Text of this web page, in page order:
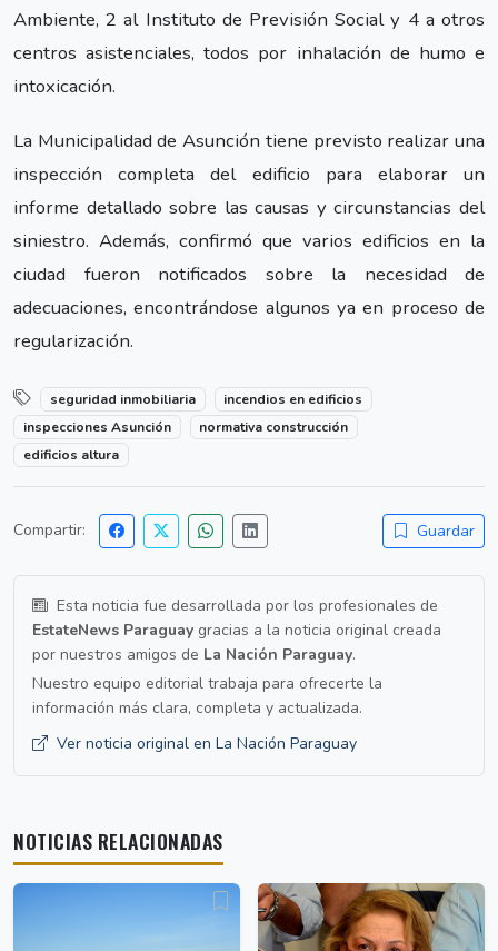
Ambiente, 2 al Instituto de Previsión Social y 4 a otros
centros asistenciales, todos por inhalación de humo e
intoxicación.
La Municipalidad de Asunción tiene previsto realizar una
inspección completa del edificio para elaborar un
informe detallado sobre las causas y circunstancias del
siniestro. Además, confirmó que varios edificios en la
ciudad fueron notificados sobre la necesidad de
adecuaciones, encontrándose algunos ya en proceso de
regularización.
seguridad inmobiliaria
incendios en edificios
inspecciones Asunción
normativa construcción
edificios altura
Compartir: Guardar
Esta noticia fue desarrollada por los profesionales de
EstateNews Paraguay gracias a la noticia original creada
por nuestros amigos de La Nación Paraguay.
Nuestro equipo editorial trabaja para ofrecerte la
información más clara, completa y actualizada.
Ver noticia original en La Nación Paraguay
NOTICIAS RELACIONADAS